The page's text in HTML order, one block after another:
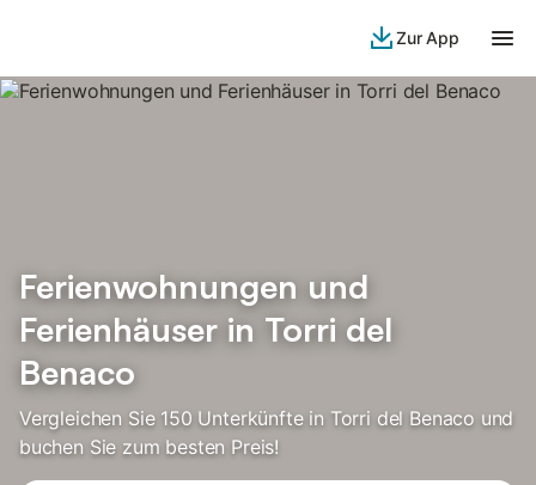
Zur App
Ferienwohnungen und
Ferienhäuser in Torri del
Benaco
Vergleichen Sie 150 Unterkünfte in Torri del Benaco und
buchen Sie zum besten Preis!